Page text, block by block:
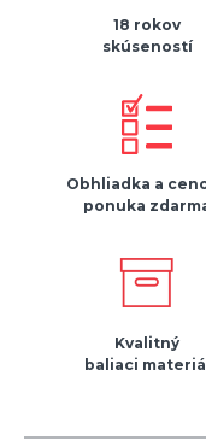
18 rokov
skúseností
Obhliadka a
ponuka
Kvalitný
baliaci materiál